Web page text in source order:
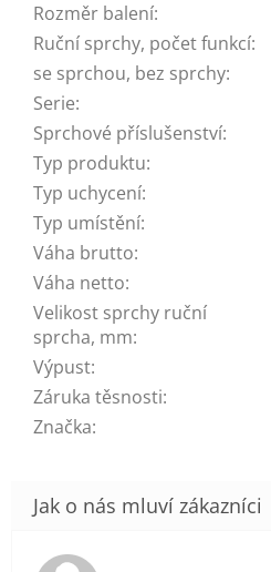
Rozměr balení:
Ruční sprchy, počet funkcí:
se sprchou, bez sprchy:
Serie:
Sprchové příslušenství:
Typ produktu:
Typ uchycení:
Typ umístění:
Váha brutto:
Váha netto:
Velikost sprchy ruční
sprcha, mm:
Výpust:
Záruka těsnosti:
Značka: